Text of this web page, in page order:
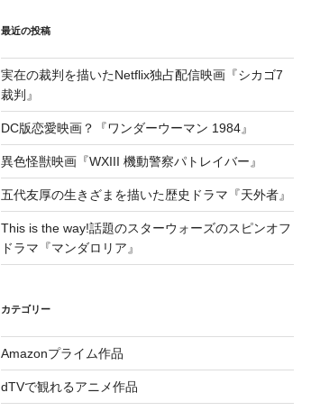
最近の投稿
実在の裁判を描いたNetflix独占配信映画『シカゴ7
裁判』
DC版恋愛映画？『ワンダーウーマン 1984』
異色怪獣映画『WXIII 機動警察パトレイバー』
五代友厚の生きざまを描いた歴史ドラマ『天外者』
This is the way!話題のスターウォーズのスピンオフ
ドラマ『マンダロリア』
カテゴリー
Amazonプライム作品
dTVで観れるアニメ作品